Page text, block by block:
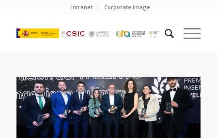
Intranet Corporate image